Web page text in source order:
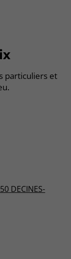
DECINES-
particuliers et